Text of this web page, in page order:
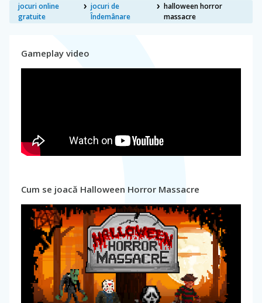
jocuri online
gratuite
jocuri de
Îndemânare
halloween horror
massacre
Gameplay video
Cum se joacă Halloween Horror Massacre